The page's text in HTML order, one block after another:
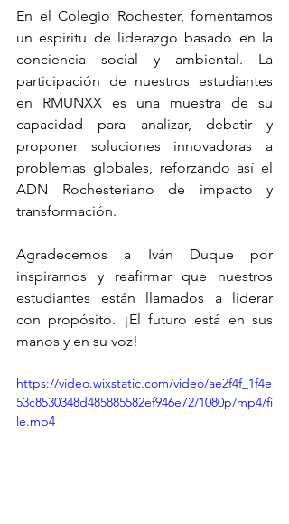
En el Colegio Rochester, fomentamos
un espíritu de liderazgo basado en la
conciencia social y ambiental. La
participación de nuestros estudiantes
en RMUNXX es una muestra de su
capacidad para analizar, debatir y
proponer soluciones innovadoras a
problemas globales, reforzando así el
ADN Rochesteriano de impacto y
transformación.
Agradecemos a Iván Duque por
inspirarnos y reafirmar que nuestros
estudiantes están llamados a liderar
con propósito. ¡El futuro está en sus
manos y en su voz!
https://video.wixstatic.com/video/ae2f4f_1f4e
53c8530348d485885582ef946e72/1080p/mp4/fi
le.mp4